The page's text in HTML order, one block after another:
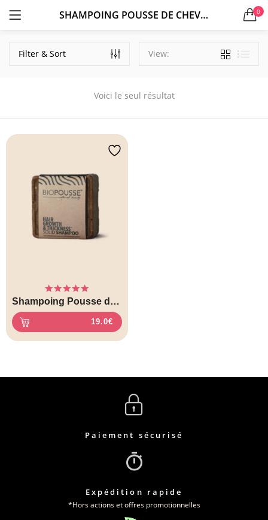
SHAMPOING POUSSE DE CHEVEUX 0
Se souvenir de moi
Voici le seul résultat
Filter & Sort View:
Shampoing Pousse de cheveux
Note4.43
sur 5
19.0€
Paiement sécurisé
Expédition rapide
*Hors actions et offres promotionnelles